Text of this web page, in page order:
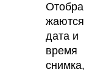
Отобра
жаются
дата и
время
снимка,